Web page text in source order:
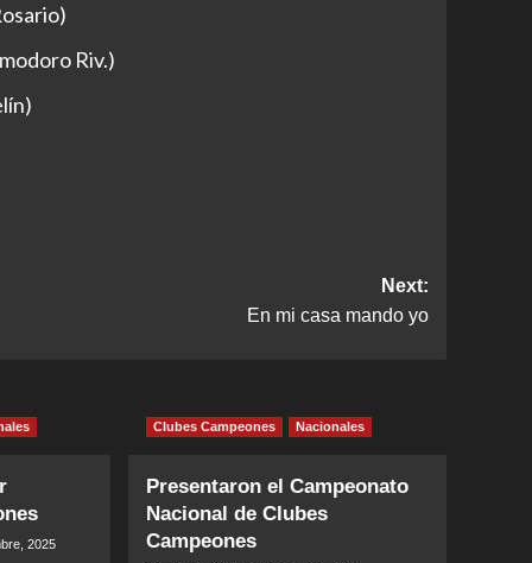
Riv.)
Next:
En mi casa mando yo
2025
Clubes Campeones Nacionales
Presentaron el Campeonato
Nacional de Clubes
Campeones